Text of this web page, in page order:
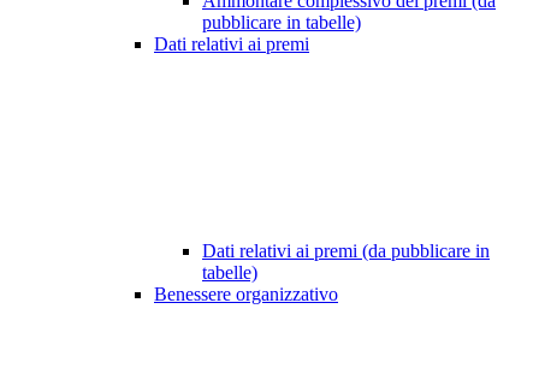
pubblicare in tabelle)
Dati relativi ai premi
Dati relativi ai premi (da pubblicare in
tabelle)
Benessere organizzativo